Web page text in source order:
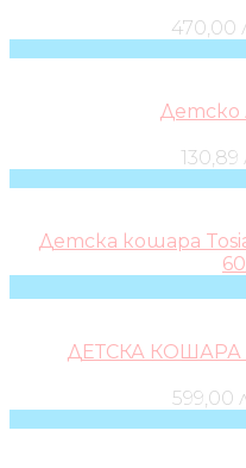
470,00
Детско
130,89
Детска кошара
ДЕТСКА КОШАРА
599,00